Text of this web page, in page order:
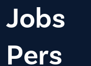
Jobs
Pers